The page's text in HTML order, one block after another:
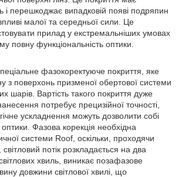
і перешкоджає випадковій появі подряпин
малої та середньої сили. Це
прилад у екстремальніших умовах
повну функціональність оптики.
фазокоректуюче покриття, яке
з поверхонь призменої обертової системи
шарів. Вартість такого покриття дуже
потребує прецизійної точності,
ускладнення можуть дозволити собі
Фазова корекція необхідна
системи Roof, оскільки, проходячи
потік розкладається на два
хвиль, виникає позафазове
довжини світлової хвилі, що